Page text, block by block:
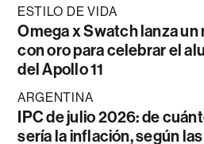
ESTILO DE VIDA
Omega x Swatch lanza un
con oro para celebrar el
del Apollo 11
ARGENTINA
IPC de julio 2026: de
sería la inflación, según las